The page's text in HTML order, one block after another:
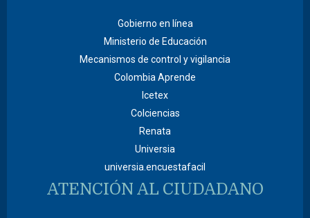
Gobierno en línea
Ministerio de Educación
Mecanismos de control y vigilancia
Colombia Aprende
Icetex
Colciencias
Renata
Universia
universia.encuestafacil
ATENCIÓN AL CIUDADANO